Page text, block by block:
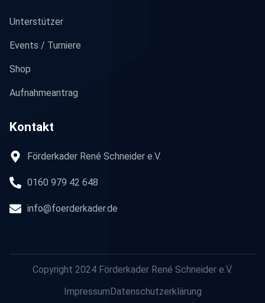
Unterstützer
Events / Turniere
Shop
Aufnahmeantrag
Kontakt
Förderkader René Schneider e.V.
0160 979 42 648
info@foerderkader.de
Copyright 2024 Förderkader René Schneider e.V.
ImpressumDatenschutzerklärung